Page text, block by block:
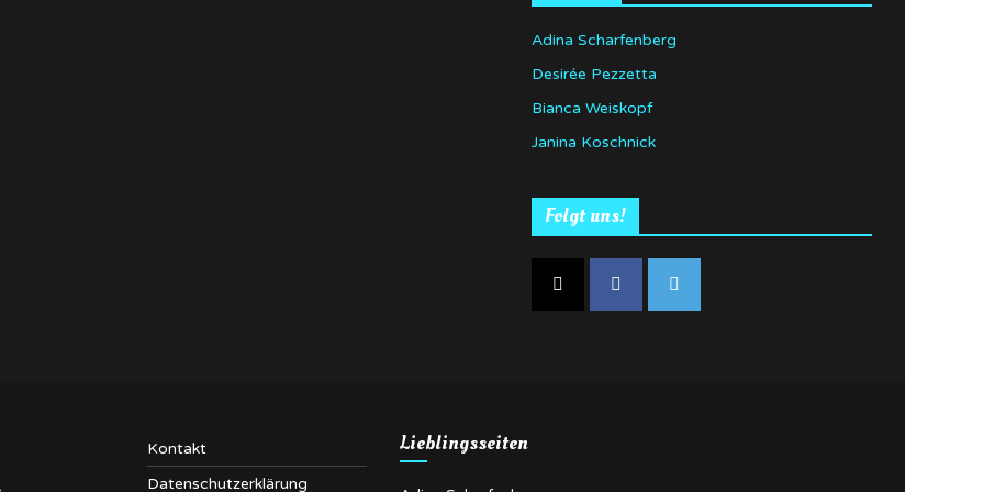
Adina Scharfenberg
Desirée Pezzetta
Bianca Weiskopf
Janina Koschnick
Folgt uns!
Kontakt
Datenschutzerklärung
Lieblingsseiten